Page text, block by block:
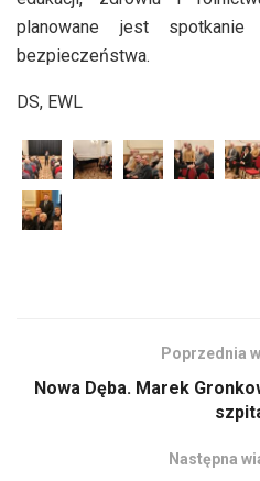
planowane jest
bezpieczeństwa.
DS, EWL
Poprzednia
Nowa Dęba. Marek
Następna